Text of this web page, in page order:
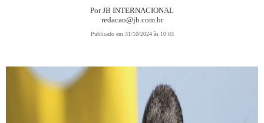
Por JB INTERNACIONAL
redacao@jb.com.br
Publicado em 31/10/2024 às 10:03